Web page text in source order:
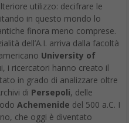
utilizzo: decifrare le
in questo mondo lo
finora meno comprese.
dell’A.I. arriva dalla facoltà
University of
i ricercatori hanno creato il
in grado di analizzare oltre
di Persepoli, delle
Achemenide del 500 a.C. I
che oggi è diventato